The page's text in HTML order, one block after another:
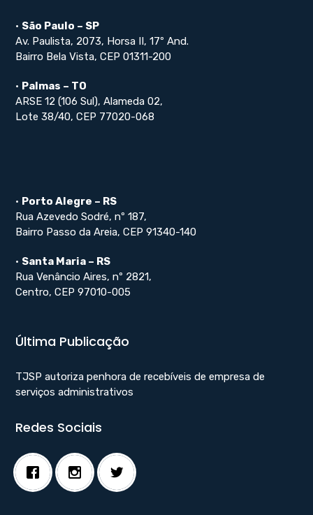
• São Paulo – SP
Av. Paulista, 2073, Horsa II, 17º And.
Bairro Bela Vista, CEP 01311-200
• Palmas – TO
ARSE 12 (106 Sul), Alameda 02,
Lote 38/40, CEP 77020-068
• Porto Alegre – RS
Rua Azevedo Sodré, nº 187,
Bairro Passo da Areia, CEP 91340-140
• Santa Maria – RS
Rua Venâncio Aires, nº 2821,
Centro, CEP 97010-005
Última Publicação
TJSP autoriza penhora de recebíveis de empresa de
serviços administrativos
Redes Sociais